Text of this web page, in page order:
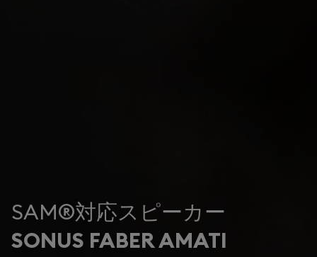
SAM®対応スピーカー
SONUS FABER AMATI